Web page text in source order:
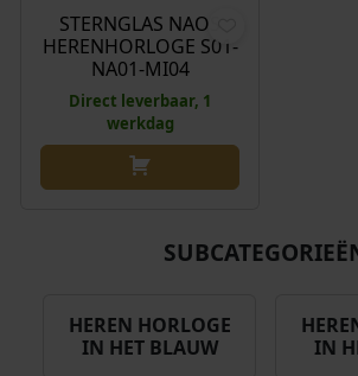
STERNGLAS NAOS
HERENHORLOGE S01-
NA01-MI04
Direct leverbaar, 1
werkdag
HEREN HORLOGE
IN HET BLAUW
IN